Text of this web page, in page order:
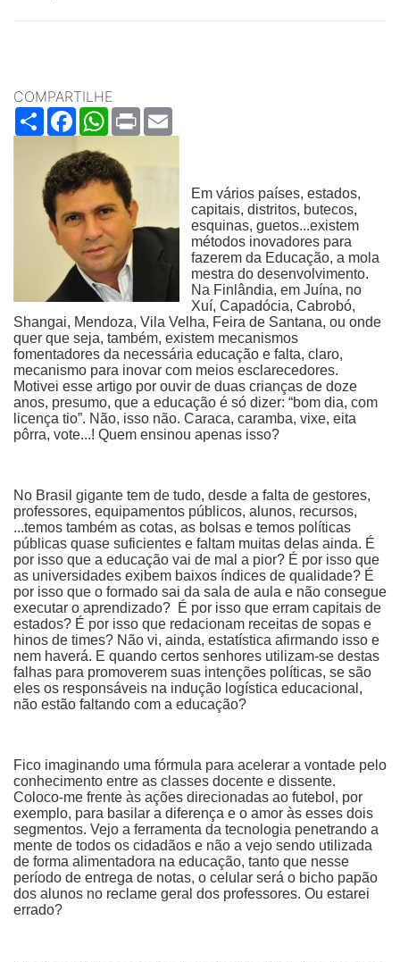
COMPARTILHE
ShareFacebookWhatsApp
Print
Em vários países, estados,
capitais, distritos, butecos,
esquinas, guetos...existem
métodos inovadores para
fazerem da Educação, a mola
mestra do desenvolvimento.
Na Finlândia, em Juína, no
Xuí, Capadócia, Cabrobó,
Shangai, Mendoza, Vila Velha, Feira de Santana, ou onde
quer que seja, também, existem mecanismos
fomentadores da necessária educação e falta, claro,
mecanismo para inovar com meios esclarecedores.
Motivei esse artigo por ouvir de duas crianças de doze
anos, presumo, que a educação é só dizer: “bom dia, com
licença tio”. Não, isso não. Caraca, caramba, vixe, eita
pôrra, vote...! Quem ensinou apenas isso?
No Brasil gigante tem de tudo, desde a falta de gestores,
professores, equipamentos públicos, alunos, recursos,
...temos também as cotas, as bolsas e temos políticas
públicas quase suficientes e faltam muitas delas ainda. É
por isso que a educação vai de mal a pior? É por isso que
as universidades exibem baixos índices de qualidade? É
por isso que o formado sai da sala de aula e não consegue
executar o aprendizado? É por isso que erram capitais de
estados? É por isso que redacionam receitas de sopas e
hinos de times? Não vi, ainda, estatística afirmando isso e
nem haverá. E quando certos senhores utilizam-se destas
falhas para promoverem suas intenções políticas, se são
eles os responsáveis na indução logística educacional,
não estão faltando com a educação?
Fico imaginando uma fórmula para acelerar a vontade pelo
conhecimento entre as classes docente e dissente.
Coloco-me frente às ações direcionadas ao futebol, por
exemplo, para basilar a diferença e o amor às esses dois
segmentos. Vejo a ferramenta da tecnologia penetrando a
mente de todos os cidadãos e não a vejo sendo utilizada
de forma alimentadora na educação, tanto que nesse
período de entrega de notas, o celular será o bicho papão
dos alunos no reclame geral dos professores. Ou estarei
errado?